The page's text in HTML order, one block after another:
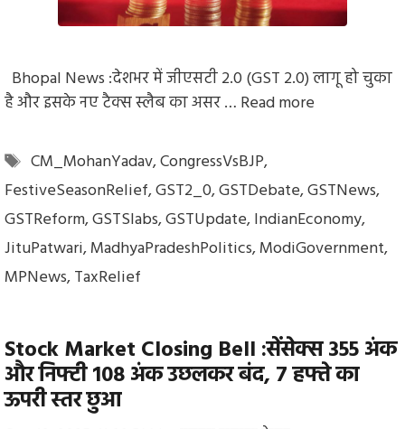
Bhopal News :देशभर में जीएसटी 2.0 (GST 2.0) लागू हो चुका
है और इसके नए टैक्स स्लैब का असर … Read more
Tags
CM_MohanYadav,CongressVsBJP,
FestiveSeasonRelief,GST2_0,GSTDebate,GSTNews,
GSTReform,GSTSlabs,GSTUpdate,IndianEconomy,
JituPatwari,MadhyaPradeshPolitics,ModiGovernment,
MPNews,TaxRelief
Stock Market Closing Bell :सेंसेक्स 355 अंक
और निफ्टी 108 अंक उछलकर बंद, 7 हफ्ते का
ऊपरी स्तर छुआ